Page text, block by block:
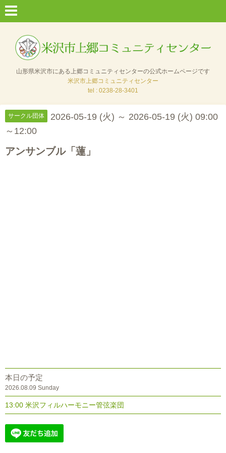
山形県米沢市にある上郷コミュニティセンターの公式ホームページです
米沢市上郷コミュニティセンター
tel : 0238-28-3401
サークル団体
2026-05-19 (火) ～ 2026-05-19 (火) 09:00
～12:00
アンサンブル「蓮」
本日の予定
2026.08.09 Sunday
13:00 米沢フィルハーモニー管弦楽団